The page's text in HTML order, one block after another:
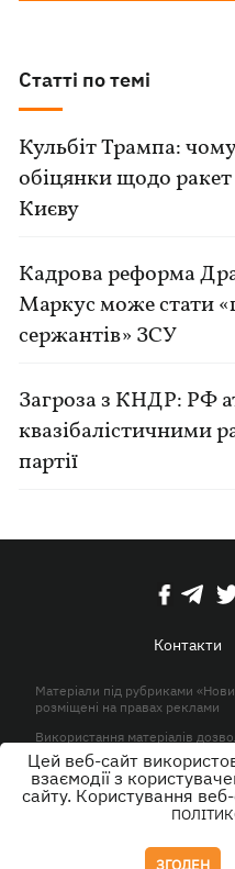
Статті по темі
Кульбіт Трампа:
обіцянки щодо
Києву
Кадрова реформа
Маркус може стати
сержантів» ЗСУ
Загроза з КНДР: РФ
квазібалістичними
партії
Контакти
Матеріали під рубриками
розміщені на правах реклами
Використання матеріалів
активного гіперпосилання на
© ТОВ «ЮЛАВ МЕДІА» 2026. Всі
Цей веб-сайт
взаємодії з
сайту. Користування
ЗГОДЕН